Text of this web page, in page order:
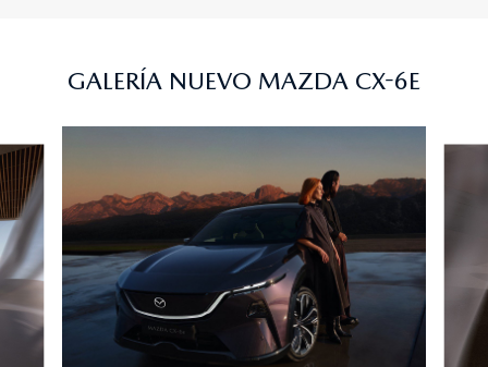
GALERÍA NUEVO MAZDA CX-6E